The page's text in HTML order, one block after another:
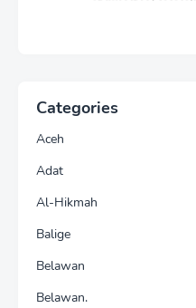
Categories
Aceh
Adat
Al-Hikmah
Balige
Belawan
Belawan.